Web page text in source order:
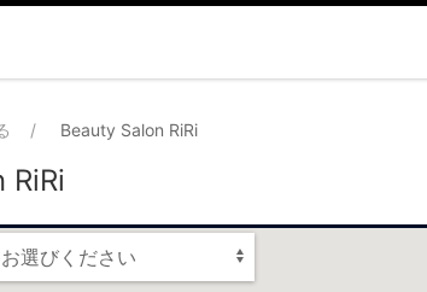
Beauty Salon RiRi
RiRi
選びください